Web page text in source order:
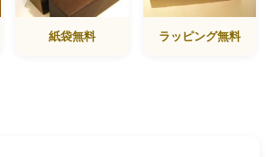
紙袋無料 ラッピング無料